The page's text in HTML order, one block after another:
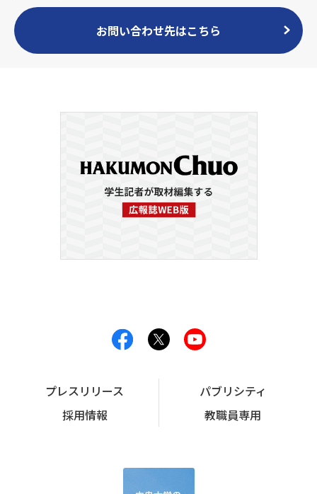
お問い合わせ先はこちら
プレスリリース
パブリシティ
採用情報
教職員専用